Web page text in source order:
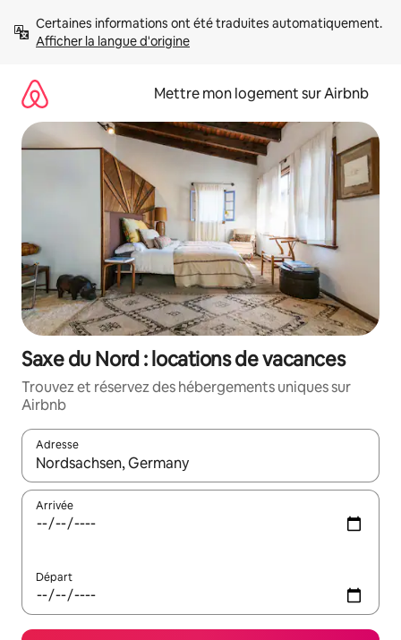
directement
Afficher la langue d'origine
Mettre mon logement sur Airbnb
Saxe du Nord : locations de vacances
Trouvez et réservez des hébergements uniques sur
Airbnb
Adresse
Lorsque les résultats s'affichent, utilisez les flèches vers le
Arrivée
Départ